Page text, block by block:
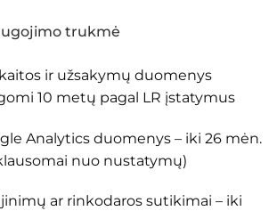
trukmė
ir užsakymų duomenys
10 metų pagal LR įstatymus
Analytics duomenys – iki 26 mėn.
nuo nustatymų)
ar rinkodaros sutikimai – iki